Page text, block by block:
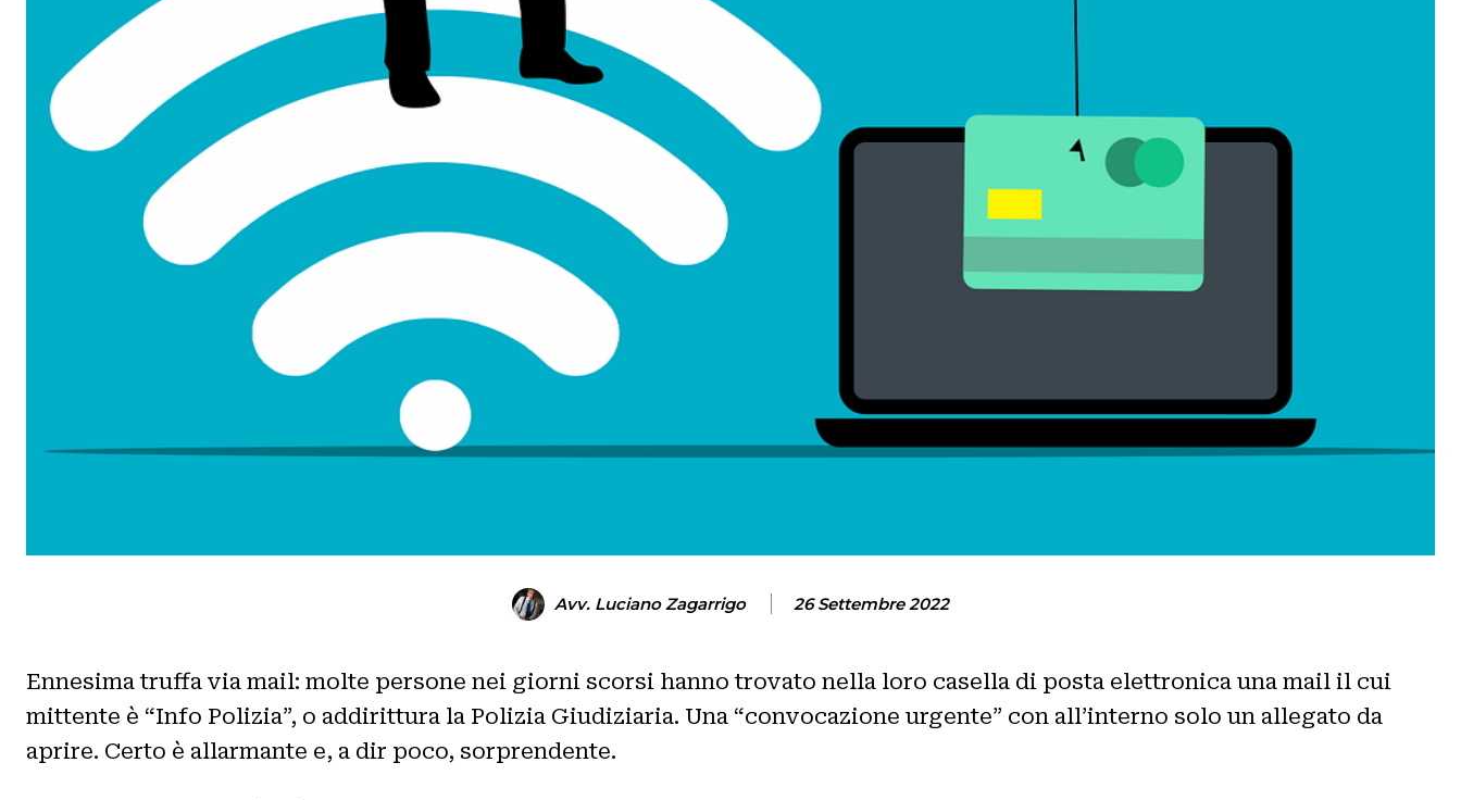
Avv. Luciano Zagarrigo 26 Settembre 2022
Ennesima truffa via mail: molte persone nei giorni scorsi hanno trovato nella loro casella di posta elettronica una mail il cui
mittente è “Info Polizia”, o addirittura la Polizia Giudiziaria. Una “convocazione urgente” con all’interno solo un allegato da
aprire. Certo è allarmante e, a dir poco, sorprendente.